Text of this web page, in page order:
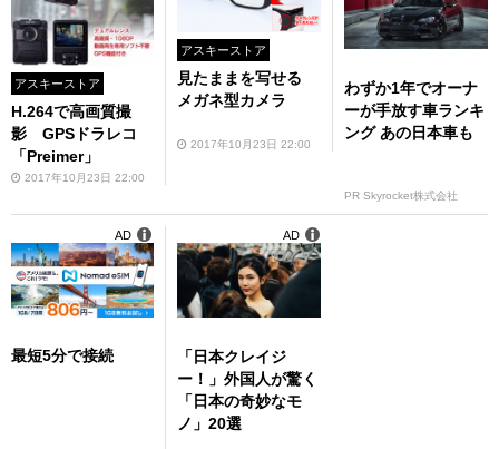
アスキーストア
H.264で高画質撮
影 GPSドラレコ
「Preimer」
2017年10月23日 22:00
アスキーストア
見たままを写せる
メガネ型カメラ
2017年10月23日 22:00
わずか1年でオーナ
ーが手放す車ランキ
ング あの日本車も
PR Skyrocket株式会社
最短5分で接続
AD
「日本クレイジ
ー！」外国人が驚く
「日本の奇妙なモ
ノ」20選
AD